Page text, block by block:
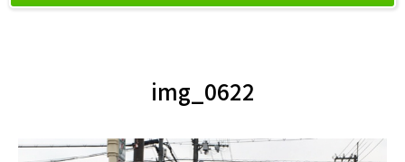
img_0622